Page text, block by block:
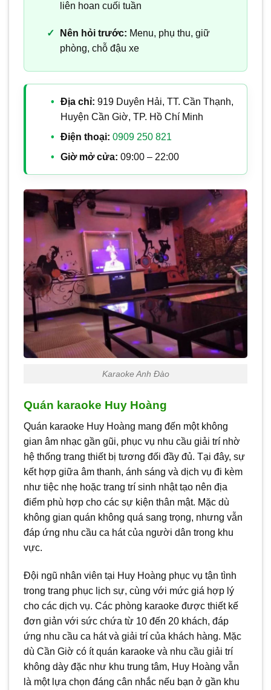
liên hoan cuối tuần
Nên hỏi trước: Menu, phụ thu, giữ
phòng, chỗ đậu xe
Địa chỉ: 919 Duyên Hải, TT. Cần Thạnh,
Huyện Cần Giờ, TP. Hồ Chí Minh
Điện thoại: 0909 250 821
Giờ mở cửa: 09:00 – 22:00
Karaoke Anh Đào
Quán karaoke Huy Hoàng
Quán karaoke Huy Hoàng mang đến một không
gian âm nhạc gần gũi, phục vụ nhu cầu giải trí nhờ
hệ thống trang thiết bị tương đối đầy đủ. Tại đây, sự
kết hợp giữa âm thanh, ánh sáng và dịch vụ đi kèm
như tiệc nhẹ hoặc trang trí sinh nhật tạo nên địa
điểm phù hợp cho các sự kiện thân mật. Mặc dù
không gian quán không quá sang trọng, nhưng vẫn
đáp ứng nhu cầu ca hát của người dân trong khu
vực.
Đội ngũ nhân viên tại Huy Hoàng phục vụ tận tình
trong trang phục lịch sự, cùng với mức giá hợp lý
cho các dịch vụ. Các phòng karaoke được thiết kế
đơn giản với sức chứa từ 10 đến 20 khách, đáp
ứng nhu cầu ca hát và giải trí của khách hàng. Mặc
dù Cần Giờ có ít quán karaoke và nhu cầu giải trí
không dày đặc như khu trung tâm, Huy Hoàng vẫn
là một lựa chọn đáng cân nhắc nếu bạn ở gần khu